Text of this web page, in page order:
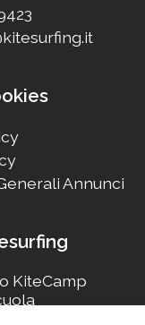
Annunci
KiteCamp